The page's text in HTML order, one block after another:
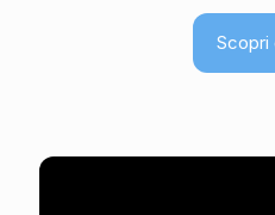
Scopri